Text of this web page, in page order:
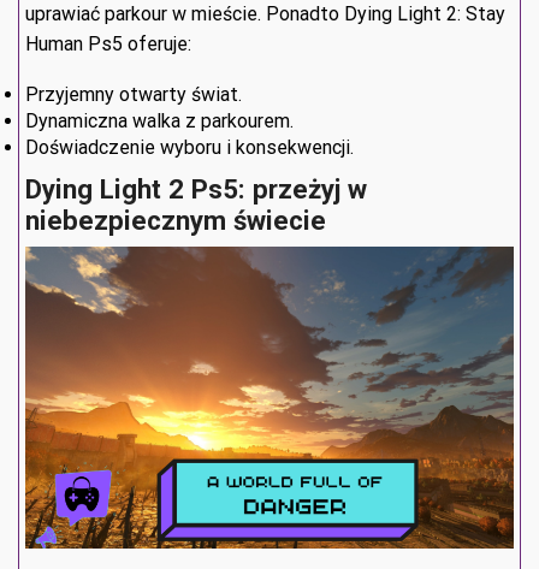
uprawiać parkour w mieście. Ponadto Dying Light 2: Stay
Human Ps5 oferuje:
Przyjemny otwarty świat.
Dynamiczna walka z parkourem.
Doświadczenie wyboru i konsekwencji.
Dying Light 2 Ps5: przeżyj w
niebezpiecznym świecie